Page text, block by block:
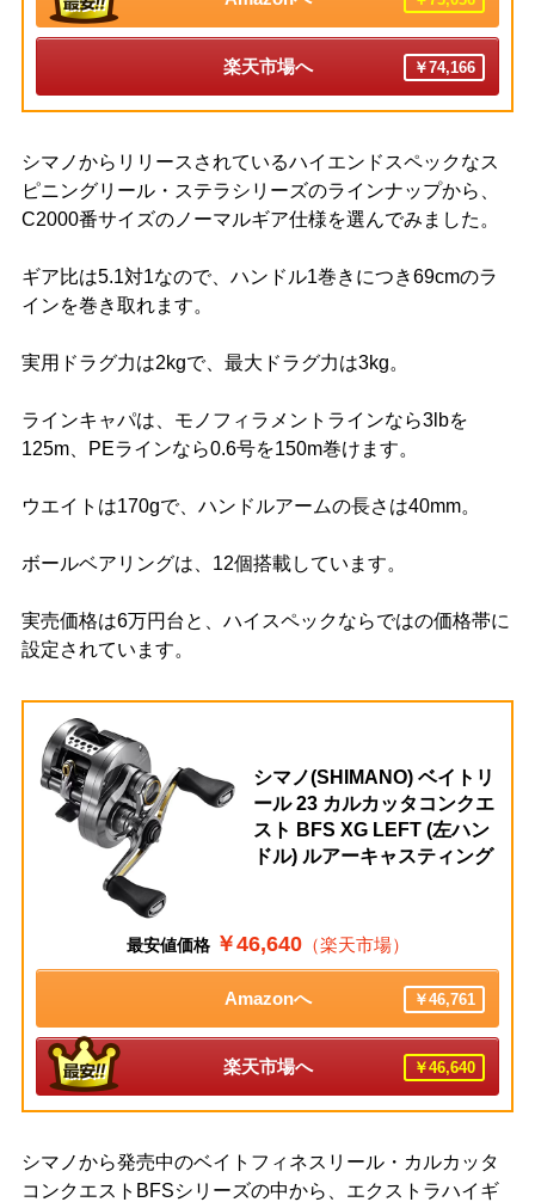
楽天市場へ ￥74,166
シマノからリリースされているハイエンドスペックなス
ピニングリール・ステラシリーズのラインナップから、
C2000番サイズのノーマルギア仕様を選んでみました。
ギア比は5.1対1なので、ハンドル1巻きにつき69cmのラ
インを巻き取れます。
実用ドラグ力は2kgで、最大ドラグ力は3kg。
ラインキャパは、モノフィラメントラインなら3lbを
125m、PEラインなら0.6号を150m巻けます。
ウエイトは170gで、ハンドルアームの長さは40mm。
ボールベアリングは、12個搭載しています。
実売価格は6万円台と、ハイスペックならではの価格帯に
設定されています。
シマノ(SHIMANO) ベイトリ
ール 23 カルカッタコンクエ
スト BFS XG LEFT (左ハン
ドル) ルアーキャスティング
最安値価格 ￥46,640（楽天市場）
Amazonへ ￥46,761
楽天市場へ ￥46,640
シマノから発売中のベイトフィネスリール・カルカッタ
コンクエストBFSシリーズの中から、エクストラハイギ